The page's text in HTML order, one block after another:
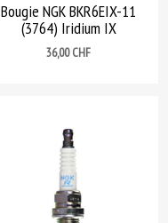
Bougie NGK BKR6EIX-11
(3764) Iridium IX
Prix
36,00 CHF